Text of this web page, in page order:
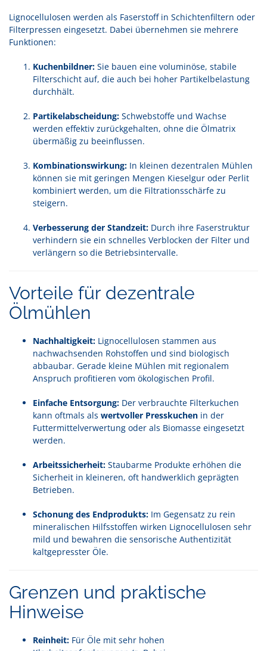
Lignocellulosen werden als Faserstoff in Schichtenfiltern oder
Filterpressen eingesetzt. Dabei übernehmen sie mehrere
Funktionen:
Kuchenbildner: Sie bauen eine voluminöse, stabile
Filterschicht auf, die auch bei hoher Partikelbelastung
durchhält.
Partikelabscheidung: Schwebstoffe und Wachse
werden effektiv zurückgehalten, ohne die Ölmatrix
übermäßig zu beeinflussen.
Kombinationswirkung: In kleinen dezentralen Mühlen
können sie mit geringen Mengen Kieselgur oder Perlit
kombiniert werden, um die Filtrationsschärfe zu
steigern.
Verbesserung der Standzeit: Durch ihre Faserstruktur
verhindern sie ein schnelles Verblocken der Filter und
verlängern so die Betriebsintervalle.
Vorteile für dezentrale
Ölmühlen
Nachhaltigkeit: Lignocellulosen stammen aus
nachwachsenden Rohstoffen und sind biologisch
abbaubar. Gerade kleine Mühlen mit regionalem
Anspruch profitieren vom ökologischen Profil.
Einfache Entsorgung: Der verbrauchte Filterkuchen
kann oftmals als wertvoller Presskuchen in der
Futtermittelverwertung oder als Biomasse eingesetzt
werden.
Arbeitssicherheit: Staubarme Produkte erhöhen die
Sicherheit in kleineren, oft handwerklich geprägten
Betrieben.
Schonung des Endprodukts: Im Gegensatz zu rein
mineralischen Hilfsstoffen wirken Lignocellulosen sehr
mild und bewahren die sensorische Authentizität
kaltgepresster Öle.
Grenzen und praktische
Hinweise
Reinheit: Für Öle mit sehr hohen